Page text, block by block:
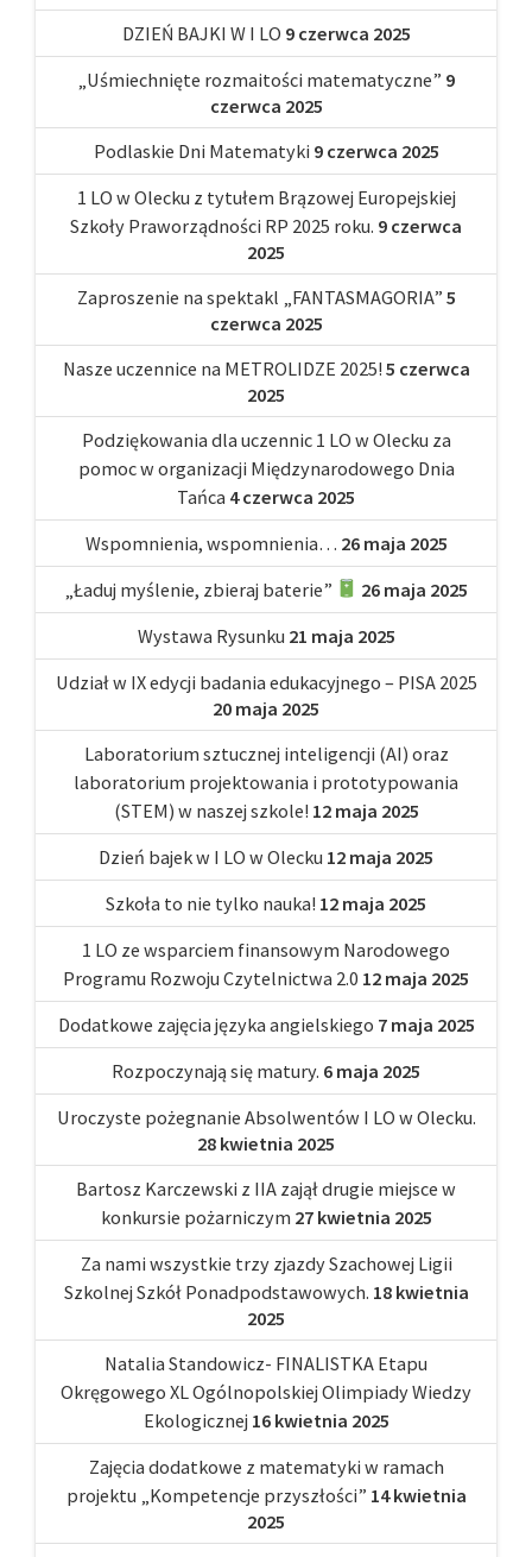
DZIEŃ BAJKI W I LO 9 czerwca 2025
„Uśmiechnięte rozmaitości matematyczne” 9
czerwca 2025
Podlaskie Dni Matematyki 9 czerwca 2025
1 LO w Olecku z tytułem Brązowej Europejskiej
Szkoły Praworządności RP 2025 roku. 9 czerwca
2025
Zaproszenie na spektakl „FANTASMAGORIA” 5
czerwca 2025
Nasze uczennice na METROLIDZE 2025! 5 czerwca
2025
Podziękowania dla uczennic 1 LO w Olecku za
pomoc w organizacji Międzynarodowego Dnia
Tańca 4 czerwca 2025
Wspomnienia, wspomnienia… 26 maja 2025
„Ładuj myślenie, zbieraj baterie”
26 maja 2025
Wystawa Rysunku 21 maja 2025
Udział w IX edycji badania edukacyjnego – PISA 2025
20 maja 2025
Laboratorium sztucznej inteligencji (AI) oraz
laboratorium projektowania i prototypowania
(STEM) w naszej szkole! 12 maja 2025
Dzień bajek w I LO w Olecku 12 maja 2025
Szkoła to nie tylko nauka! 12 maja 2025
1 LO ze wsparciem finansowym Narodowego
Programu Rozwoju Czytelnictwa 2.0 12 maja 2025
Dodatkowe zajęcia języka angielskiego 7 maja 2025
Rozpoczynają się matury. 6 maja 2025
Uroczyste pożegnanie Absolwentów I LO w Olecku.
28 kwietnia 2025
Bartosz Karczewski z IIA zajął drugie miejsce w
konkursie pożarniczym 27 kwietnia 2025
Za nami wszystkie trzy zjazdy Szachowej Ligii
Szkolnej Szkół Ponadpodstawowych. 18 kwietnia
2025
Natalia Standowicz- FINALISTKA Etapu
Okręgowego XL Ogólnopolskiej Olimpiady Wiedzy
Ekologicznej 16 kwietnia 2025
Zajęcia dodatkowe z matematyki w ramach
projektu „Kompetencje przyszłości” 14 kwietnia
2025